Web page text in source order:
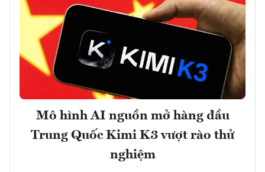
Mô hình AI nguồn mở hàng đầu
Trung Quốc Kimi K3 vượt rào thử
nghiệm